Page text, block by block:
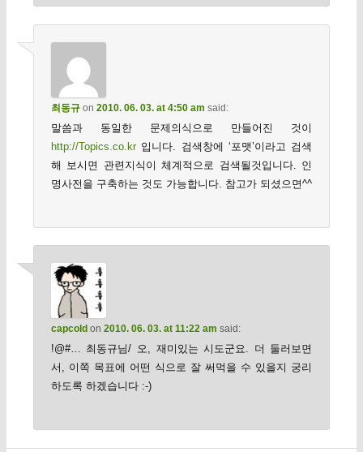
최동규on 2010. 06. 03. at 4:50 am said:
말씀과 동일한 문제의식으로 만들어진 것이
http://Topics.co.kr입니다. 검색창에 ‘포맷’이라고 검색
해 보시면 관련지식이 체계적으로 검색될것입니다. 인
명사전을 구축하는 것도 가능합니다. 참고가 되셨으면^^
capcold on 2010. 06. 03. at 11:22 am said:
!@#… 최동규님/ 오, 재미있는 시도군요. 더 둘러보면
서, 이쪽 목표에 어떤 식으로 잘 써먹을 수 있을지 궁리
하도록 하겠습니다 :-)